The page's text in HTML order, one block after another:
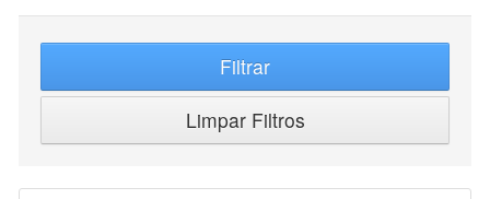
Filtrar
Limpar Filtros